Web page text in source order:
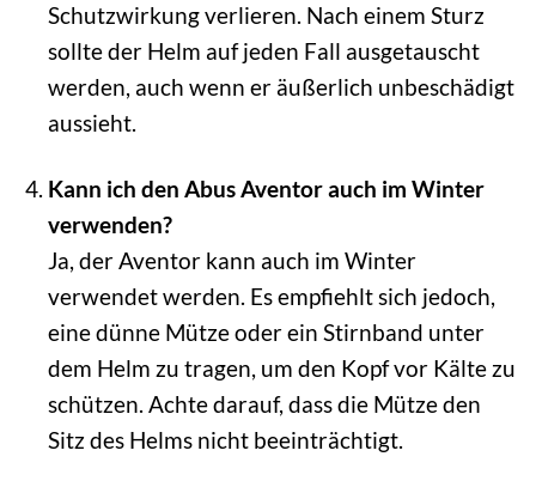
Schutzwirkung verlieren. Nach einem Sturz
sollte der Helm auf jeden Fall ausgetauscht
werden, auch wenn er äußerlich unbeschädigt
aussieht.
Kann ich den Abus Aventor auch im Winter
verwenden?
Ja, der Aventor kann auch im Winter
verwendet werden. Es empfiehlt sich jedoch,
eine dünne Mütze oder ein Stirnband unter
dem Helm zu tragen, um den Kopf vor Kälte zu
schützen. Achte darauf, dass die Mütze den
Sitz des Helms nicht beeinträchtigt.